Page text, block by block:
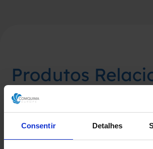
Consentir Detalhes
Produtos